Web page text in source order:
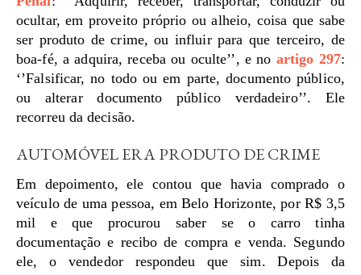
ocultar, em proveito próprio ou alheio, coisa que sabe
ser produto de crime, ou influir para que terceiro, de
boa-fé, a adquira, receba ou oculte’’, e no artigo 297:
‘’Falsificar, no todo ou em parte, documento público,
ou alterar documento público verdadeiro’’. Ele
recorreu da decisão.
AUTOMÓVEL ERA PRODUTO DE CRIME
Em depoimento, ele contou que havia comprado o
veículo de uma pessoa, em Belo Horizonte, por R$ 3,5
mil e que procurou saber se o carro tinha
documentação e recibo de compra e venda. Segundo
ele, o vendedor respondeu que sim. Depois da